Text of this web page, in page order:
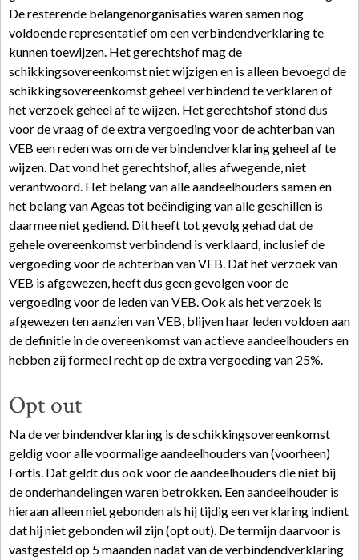
De resterende belangenorganisaties waren samen nog
voldoende representatief om een verbindendverklaring te
kunnen toewijzen. Het gerechtshof mag de
schikkingsovereenkomst niet wijzigen en is alleen bevoegd de
schikkingsovereenkomst geheel verbindend te verklaren of
het verzoek geheel af te wijzen. Het gerechtshof stond dus
voor de vraag of de extra vergoeding voor de achterban van
VEB een reden was om de verbindendverklaring geheel af te
wijzen. Dat vond het gerechtshof, alles afwegende, niet
verantwoord. Het belang van alle aandeelhouders samen en
het belang van Ageas tot beëindiging van alle geschillen is
daarmee niet gediend. Dit heeft tot gevolg gehad dat de
gehele overeenkomst verbindend is verklaard, inclusief de
vergoeding voor de achterban van VEB. Dat het verzoek van
VEB is afgewezen, heeft dus geen gevolgen voor de
vergoeding voor de leden van VEB. Ook als het verzoek is
afgewezen ten aanzien van VEB, blijven haar leden voldoen aan
de definitie in de overeenkomst van actieve aandeelhouders en
hebben zij formeel recht op de extra vergoeding van 25%.
Opt out
Na de verbindendverklaring is de schikkingsovereenkomst
geldig voor alle voormalige aandeelhouders van (voorheen)
Fortis. Dat geldt dus ook voor de aandeelhouders die niet bij
de onderhandelingen waren betrokken. Een aandeelhouder is
hieraan alleen niet gebonden als hij tijdig een verklaring indient
dat hij niet gebonden wil zijn (opt out). De termijn daarvoor is
vastgesteld op 5 maanden nadat van de verbindendverklaring